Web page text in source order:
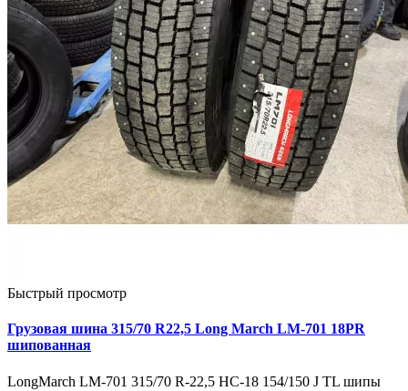
Быстрый просмотр
Грузовая шина 315/70 R22,5 Long March LM-701 18PR
шипованная
LongMarch LM-701 315/70 R-22,5 НС-18 154/150 J TL шипы